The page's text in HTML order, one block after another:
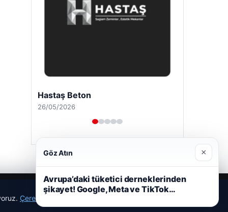
Enes Kaplan Avukatlık Bürosu
28/04/2026
Çerez Politikamız
Göz Atın ×
Avrupa’daki tüketici derneklerinden
şikayet! Google, Meta ve TikTok…